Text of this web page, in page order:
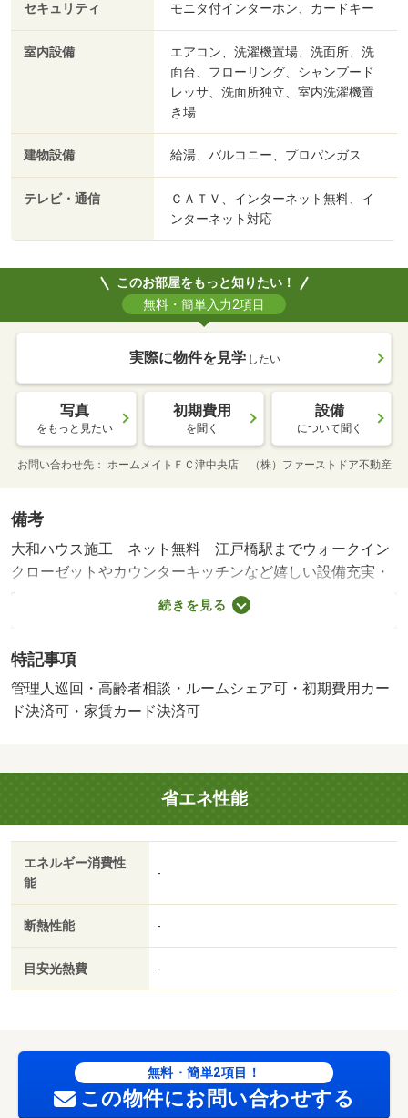
セキュリティ モニタ付インターホン、カードキー
室内設備
エアコン、洗濯機置場、洗面所、洗
面台、フローリング、シャンプード
レッサ、洗面所独立、室内洗濯機置
き場
建物設備 給湯、バルコニー、プロパンガス
テレビ・通信
ＣＡＴＶ、インターネット無料、イ
ンターネット対応
このお部屋をもっと知りたい！
無料・簡単入力2項目
実際に物件を見学 したい
写真
をもっと見たい
初期費用
を聞く
設備
について聞く
お問い合わせ先 ホームメイトＦＣ津中央店 （株）ファーストドア不動産
備考
大和ハウス施工 ネット無料 江戸橋駅までウォークイン
クローゼットやカウンターキッチンなど嬉しい設備充実・
賃貸保証等：利用可（相談可）・管理形態／管理員の勤務
形態：巡回・当店では、ご来店せずに「物件見学」「物件
気軽にご相談ください。/カードキー発行料 16500円
続きを見る
特記事項
管理人巡回・高齢者相談・ルームシェア可・初期費用カー
ド決済可・家賃カード決済可
省エネ性能
エネルギー消費性
能
-
断熱性能 -
目安光熱費 -
無料・簡単2項目！
この物件にお問い合わせする